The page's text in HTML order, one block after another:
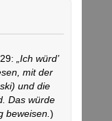
„Ich würd’
mit der
und die
Das würde
beweisen. )